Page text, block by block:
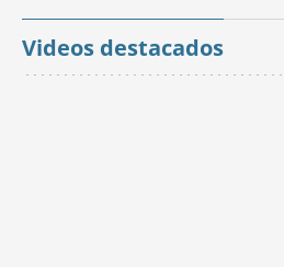
Videos destacados